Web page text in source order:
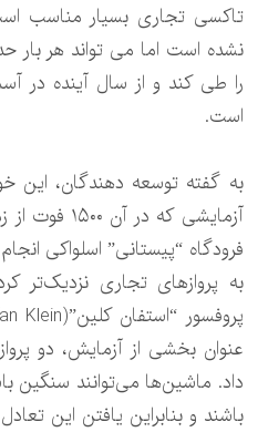
تاکسی تجاری بسیار مناسب
را طی کند و از سال آینده در
است.
به گفته توسعه دهندگان، این
آزمایشی که
فرودگاه “پیستانی” اسلواکی
به پروازهای تجاری نزدیک‌تر
عنوان بخشی از آزمایش، دو
داد. ماشین‌ها می‌توانند سنگین
باشند و بنابراین یافتن این